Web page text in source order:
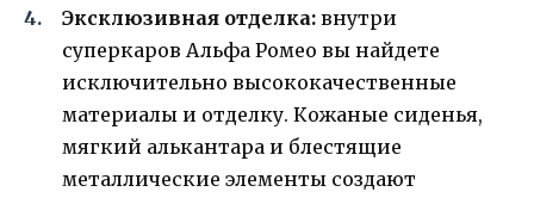
Эксклюзивная отделка: внутри
суперкаров Альфа Ромео вы найдете
исключительно высококачественные
материалы и отделку. Кожаные сиденья,
мягкий алькантара и блестящие
металлические элементы создают